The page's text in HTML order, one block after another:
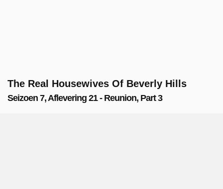
The Real Housewives Of Beverly Hills
Seizoen 7, Aflevering 21 - Reunion, Part 3